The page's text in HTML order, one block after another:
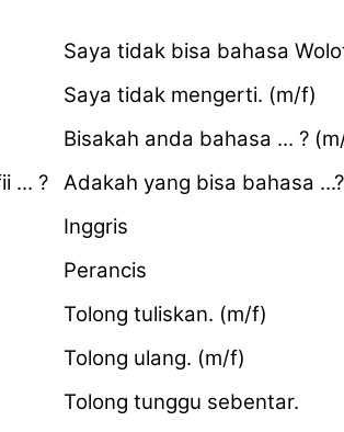
Saya tidak bisa bahasa
Saya tidak mengerti. (m/f)
Bisakah anda bahasa ... ?
... ?
Adakah yang bisa bahasa ...?
Inggris
Perancis
Tolong tuliskan. (m/f)
Tolong ulang. (m/f)
Tolong tunggu sebentar.